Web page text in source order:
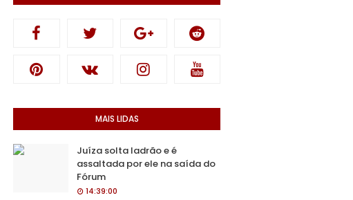
MAIS LIDAS
Juíza solta ladrão e é
assaltada por ele na saída do
Fórum
14:39:00